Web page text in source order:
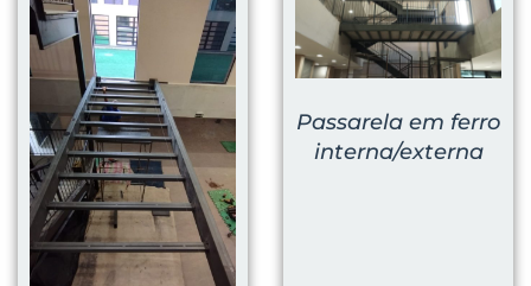
Passarela em ferro
interna/externa